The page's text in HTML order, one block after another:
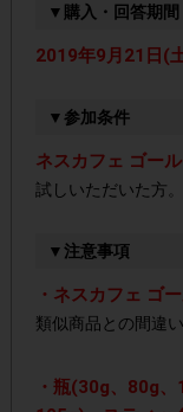
▼購入・回答期間
2019年9月21日(
▼参加条件
ネスカフェ ゴー
試しいただいた方。
▼注意事項
・ネスカフェ ゴ
類似商品との間違
・瓶(30g、80g